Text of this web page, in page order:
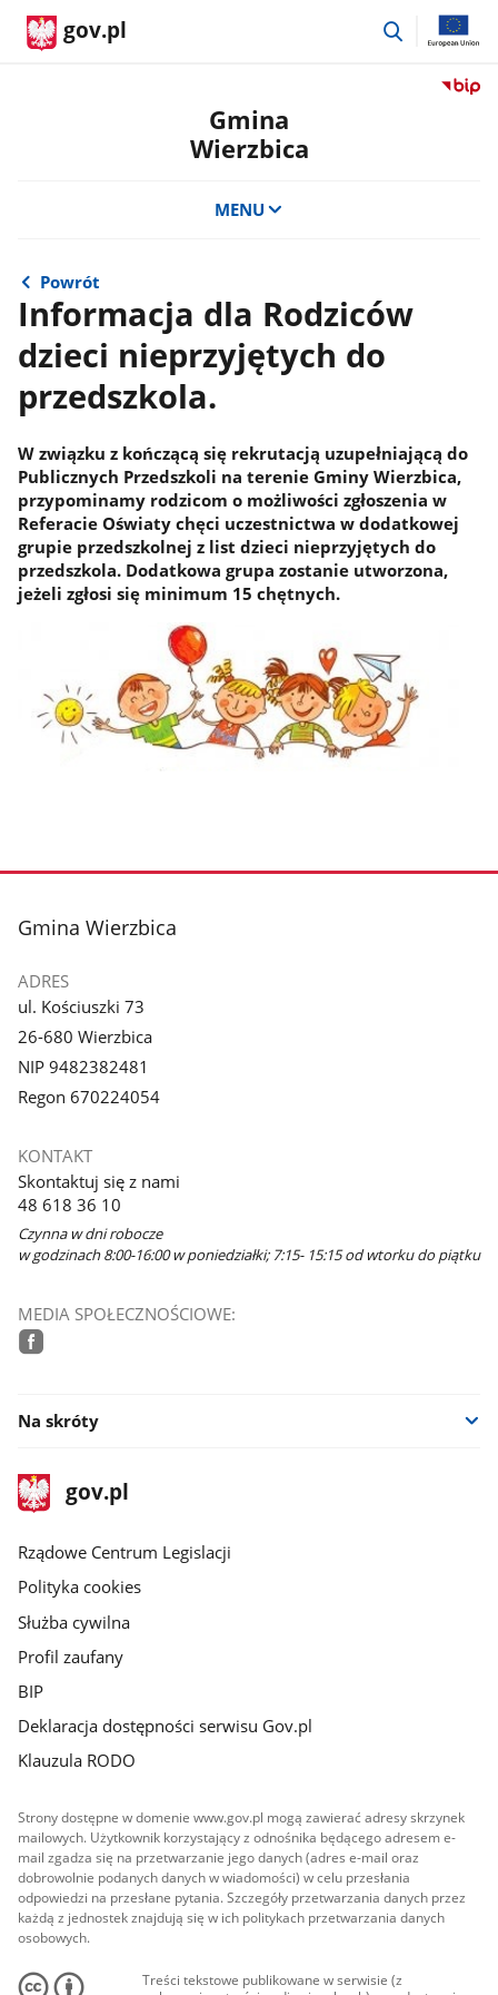
gov.pl
przejdź
Przejdź
Gmina
Wierzbica
MENU
Powrót
Informacja dla Rodziców
dzieci nieprzyjętych do
przedszkola.
W związku z kończącą się rekrutacją uzupełniającą do
Publicznych Przedszkoli na terenie Gminy Wierzbica,
przypominamy rodzicom o możliwości zgłoszenia w
Referacie Oświaty chęci uczestnictwa w dodatkowej
grupie przedszkolnej z list dzieci nieprzyjętych do
przedszkola. Dodatkowa grupa zostanie utworzona,
jeżeli zgłosi się minimum 15 chętnych.
stopka
Gmina Wierzbica
ADRES
ul. Kościuszki 73
26-680 Wierzbica
NIP 9482382481
Regon 670224054
KONTAKT
Skontaktuj się z nami
48 618 36 10
Czynna w dni robocze
w godzinach 8:00-16:00 w poniedziałki; 7:15- 15:15 od wtorku do piątku
MEDIA SPOŁECZNOŚCIOWE:
Na skróty
stopka
gov.plStrona
gov.pl
Rządowe Centrum Legislacji
Polityka cookies
Służba cywilna
Profil zaufany
BIP
Deklaracja dostępności serwisu Gov.pl
Klauzula RODO
Strony dostępne w domenie www.gov.pl mogą zawierać adresy skrzynek
mailowych. Użytkownik korzystający z odnośnika będącego adresem e-
mail zgadza się na przetwarzanie jego danych (adres e-mail oraz
dobrowolnie podanych danych w wiadomości) w celu przesłania
odpowiedzi na przesłane pytania. Szczegóły przetwarzania danych przez
każdą z jednostek znajdują się w ich politykach przetwarzania danych
osobowych.
Treści tekstowe publikowane w serwisie (z